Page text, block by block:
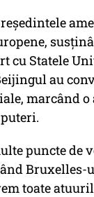
cu Statele
au
marcând
puncte de
toate